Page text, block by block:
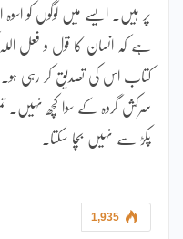
پر ہیں۔ ایسے میں لوگوں کو اسوہ
ہے کہ انسان کا قول و فعل
کتاب اس کی تصدیق کر رہی ہو۔
سرکش گروہ کے سوا کچھ نہیں۔
پکڑ سے نہیں بچا سکتا۔
1,935